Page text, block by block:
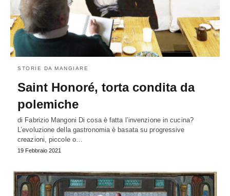
STORIE DA MANGIARE
Saint Honoré, torta condita da
polemiche
di Fabrizio Mangoni Di cosa è fatta l’invenzione in cucina?
L’evoluzione della gastronomia è basata su progressive
creazioni, piccole o…
19 Febbraio 2021